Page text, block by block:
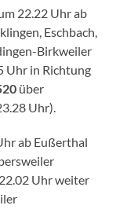
22.22 Uhr ab
Eschbach,
Birkweiler
Uhr in Richtung
über
Uhr).
ab Eußerthal
Uhr weiter